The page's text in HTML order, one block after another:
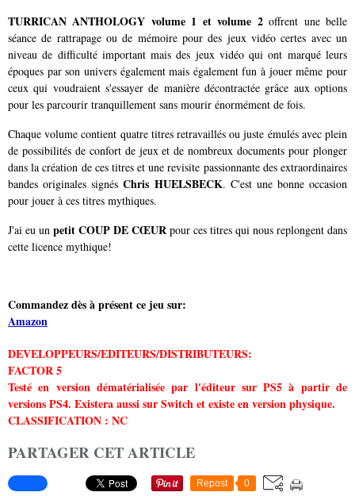
TURRICAN ANTHOLOGY volume 1 et volume 2offrent une belle
séance de rattrapage ou de mémoire pour des jeux vidéo certes avec un
niveau de difficulté important mais des jeux vidéo qui ont marqué leurs
époques par son univers également mais également fun à jouer même pour
ceux qui voudraient s'essayer de manière décontractée grâce aux options
pour les parcourir tranquillement sans mourir énormément de fois.
Chaque volume contient quatre titres retravaillés ou juste émulés avec plein
de possibilités de confort de jeux et de nombreux documents pour plonger
dans la création de ces titres et une revisite passionnante des extraordinaires
bandes originales signésChris HUELSBECK. C'est une bonne occasion
pour jouer à ces titres mythiques.
J'ai eu un petit COUP DE CŒUR pour ces titres qui nous replongent dans
cette licence mythique!
Commandez dès à présent ce jeu sur:
Amazon
DEVELOPPEURS/EDITEURS/DISTRIBUTEURS:
FACTOR 5
Testé en version dématérialisée par l'éditeur sur PS5 à partir de
versions PS4. Existera aussi sur Switch et existe en version physique.
CLASSIFICATION : NC
PARTAGER CET ARTICLE
Repost 0